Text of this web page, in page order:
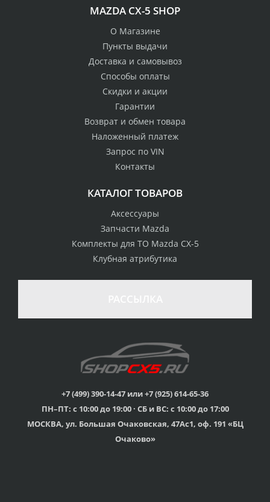
MAZDA CX-5 SHOP
О Магазине
Пункты выдачи
Доставка и самовывоз
Способы оплаты
Скидки и акции
Гарантии
Возврат и обмен товара
Наложенный платеж
Запрос по VIN
Контакты
КАТАЛОГ ТОВАРОВ
Аксессуары
Запчасти Mazda
Комплекты для ТО Mazda CX-5
Клубная атрибутика
+7 (499) 390-14-47 или +7 (925) 614-65-36
ПН–ПТ: с 10:00 до 19:00 · СБ и ВС: с 10:00 до 17:00
МОСКВА, ул. Большая Очаковская, 47Ас1, оф. 191 «БЦ
Очаково»